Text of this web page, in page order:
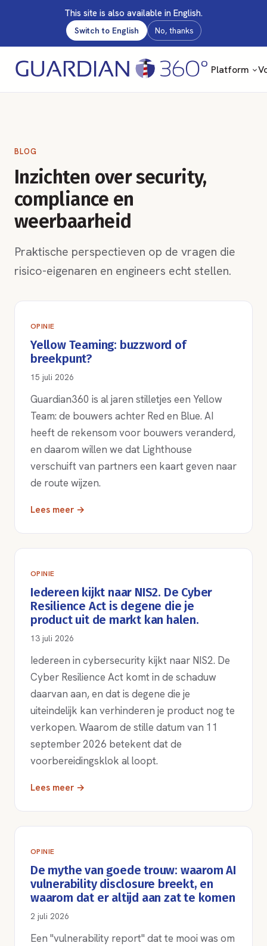
This site is also available in English.
Switch to English No, thanks
Platform
BLOG
Inzichten over security,
compliance en
weerbaarheid
Praktische perspectieven op de vragen die
risico-eigenaren en engineers echt stellen.
OPINIE
Yellow Teaming: buzzword of
breekpunt?
15 juli 2026
Guardian360 is al jaren stilletjes een Yellow
Team: de bouwers achter Red en Blue. AI
heeft de rekensom voor bouwers veranderd,
en daarom willen we dat Lighthouse
verschuift van partners een kaart geven naar
de route wijzen.
Lees meer →
OPINIE
Iedereen kijkt naar NIS2. De Cyber
Resilience Act is degene die je
product uit de markt kan halen.
13 juli 2026
Iedereen in cybersecurity kijkt naar NIS2. De
Cyber Resilience Act komt in de schaduw
daarvan aan, en dat is degene die je
uiteindelijk kan verhinderen je product nog te
verkopen. Waarom de stille datum van 11
september 2026 betekent dat de
voorbereidingsklok al loopt.
Lees meer →
OPINIE
De mythe van goede trouw: waarom AI
vulnerability disclosure breekt, en
waarom dat er altijd aan zat te komen
2 juli 2026
Een "vulnerability report" dat te mooi was om